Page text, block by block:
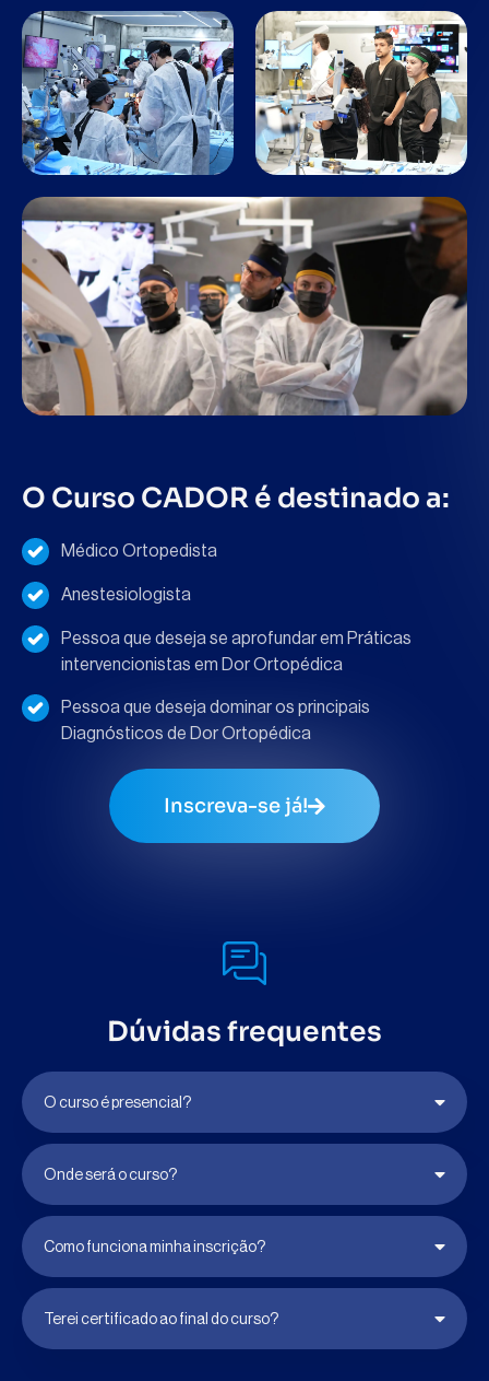
Dr. Guilherme Ocampos
O Curso CADOR é destinado a:
Médico Ortopedista
Pessoa que deseja se aprofundar em Práticas
intervencionistas em Dor Ortopédica
Pessoa que deseja dominar os principais
Diagnósticos de Dor Ortopédica
Inscreva-se já!